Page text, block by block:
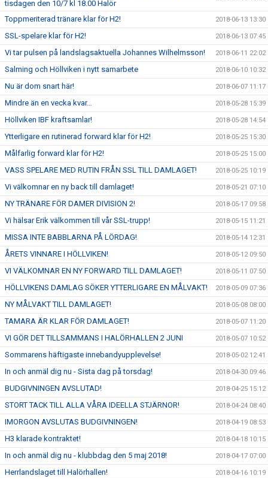
tisdagen den 10/7 kl 18.00 Halör
Toppmeriterad tränare klar för H2! 2018-06-13 13:30
SSL-spelare klar för H2! 2018-06-13 07:45
Vi tar pulsen på landslagsaktuella Johannes Wilhelmsson! 2018-06-11 22:02
Salming och Höllviken i nytt samarbete 2018-06-10 10:32
Nu är dom snart här! 2018-06-07 11:17
Mindre än en vecka kvar… 2018-05-28 15:39
Höllviken IBF kraftsamlar! 2018-05-28 14:54
Ytterligare en rutinerad forward klar för H2! 2018-05-25 15:30
Målfarlig forward klar för H2! 2018-05-25 15:00
VASS SPELARE MED RUTIN FRÅN SSL TILL DAMLAGET! 2018-05-25 10:19
Vi välkomnar en ny back till damlaget! 2018-05-21 07:10
NY TRÄNARE FÖR DAMER DIVISION 2! 2018-05-17 09:58
Vi hälsar Erik välkommen till vår SSL-trupp! 2018-05-15 11:21
MISSA INTE BABBLARNA PÅ LÖRDAG! 2018-05-14 12:31
ÅRETS VINNARE I HÖLLVIKEN! 2018-05-12 09:50
VI VÄLKOMNAR EN NY FORWARD TILL DAMLAGET! 2018-05-11 07:50
HÖLLVIKENS DAMLAG SÖKER YTTERLIGARE EN MÅLVAKT! 2018-05-09 07:36
NY MÅLVAKT TILL DAMLAGET! 2018-05-08 08:00
TAMARA ÄR KLAR FÖR DAMLAGET! 2018-05-07 11:20
VI GÖR DET TILLSAMMANS I HALÖRHALLEN 2 JUNI 2018-05-07 10:52
Sommarens häftigaste innebandyupplevelse! 2018-05-02 12:41
In och anmäl dig nu - Sista dag på torsdag! 2018-04-30 09:46
BUDGIVNINGEN AVSLUTAD! 2018-04-25 15:12
STORT TACK TILL ALLA VÅRA IDEELLA STJÄRNOR! 2018-04-24 08:40
IMORGON AVSLUTAS BUDGIVNINGEN! 2018-04-19 08:53
H3 klarade kontraktet! 2018-04-18 10:15
In och anmäl dig nu - klubbdag den 5 maj 2018! 2018-04-17 07:00
Herrlandslaget till Halörhallen! 2018-04-16 10:19